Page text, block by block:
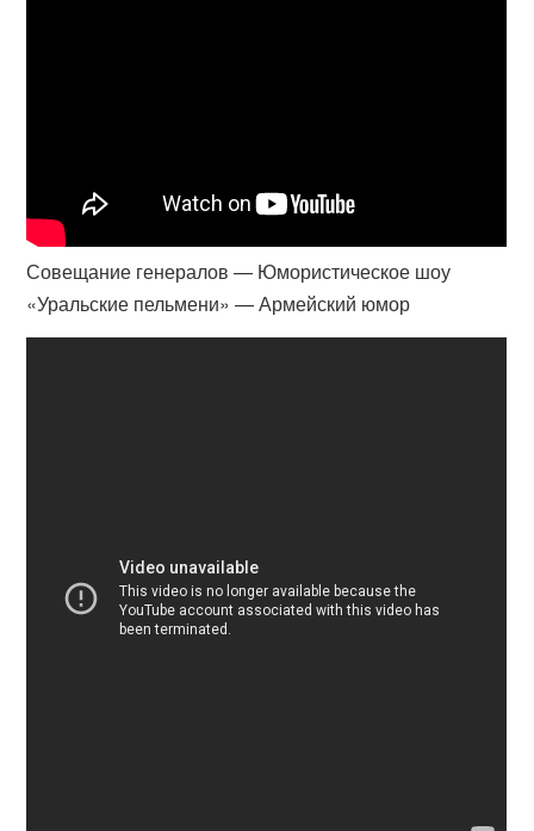
Совещание генералов — Юмористическое шоу
«Уральские пельмени» — Армейский юмор